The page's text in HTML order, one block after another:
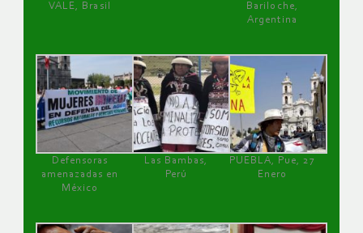
VALE, Brasil
Bariloche,
Argentina
Defensoras
amenazadas en
México
Las Bambas,
Perú
PUEBLA, Pue, 27
Enero